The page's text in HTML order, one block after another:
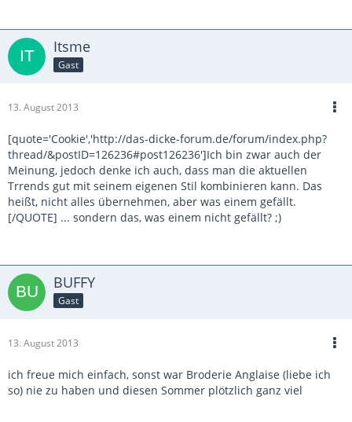
Itsme
Gast
13. August 2013
[quote='Cookie','http://das-dicke-forum.de/forum/index.php?
thread/&postID=126236#post126236']Ich bin zwar auch der
Meinung, jedoch denke ich auch, dass man die aktuellen
Trrends gut mit seinem eigenen Stil kombinieren kann. Das
heißt, nicht alles übernehmen, aber was einem gefällt.
[/QUOTE] ... sondern das, was einem nicht gefällt? ;)
BUFFY
Gast
13. August 2013
ich freue mich einfach, sonst war Broderie Anglaise (liebe ich
so) nie zu haben und diesen Sommer plötzlich ganz viel